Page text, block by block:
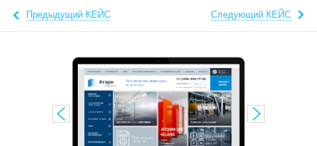
Предыдущий КЕЙС Следующий КЕЙС